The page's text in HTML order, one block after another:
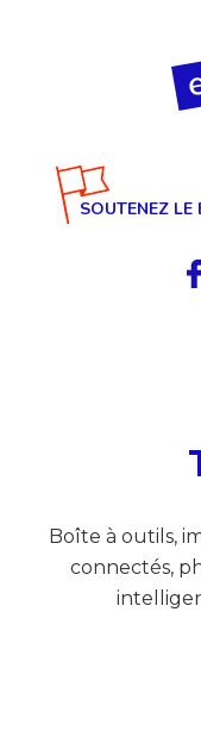
SOUTENEZ LE
Boîte à outils,
connectés,